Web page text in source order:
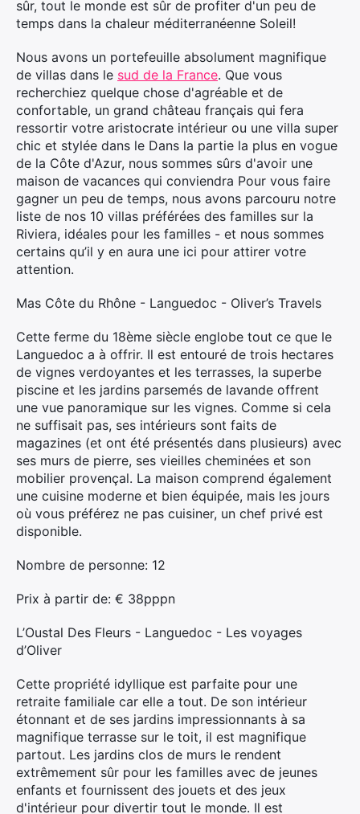
sûr, tout le monde est sûr de profiter d'un peu de
temps dans la chaleur méditerranéenne Soleil!
Nous avons un portefeuille absolument magnifique
de villas dans le sud de la France. Que vous
recherchiez quelque chose d'agréable et de
confortable, un grand château français qui fera
ressortir votre aristocrate intérieur ou une villa super
chic et stylée dans le Dans la partie la plus en vogue
de la Côte d'Azur, nous sommes sûrs d'avoir une
maison de vacances qui conviendra Pour vous faire
gagner un peu de temps, nous avons parcouru notre
liste de nos 10 villas préférées des familles sur la
Riviera, idéales pour les familles - et nous sommes
certains qu’il y en aura une ici pour attirer votre
attention.
Mas Côte du Rhône - Languedoc - Oliver’s Travels
Cette ferme du 18ème siècle englobe tout ce que le
Languedoc a à offrir. Il est entouré de trois hectares
de vignes verdoyantes et les terrasses, la superbe
piscine et les jardins parsemés de lavande offrent
une vue panoramique sur les vignes. Comme si cela
ne suffisait pas, ses intérieurs sont faits de
magazines (et ont été présentés dans plusieurs) avec
ses murs de pierre, ses vieilles cheminées et son
mobilier provençal. La maison comprend également
une cuisine moderne et bien équipée, mais les jours
où vous préférez ne pas cuisiner, un chef privé est
disponible.
Nombre de personne: 12
Prix ​​à partir de: € 38pppn
L’Oustal Des Fleurs - Languedoc - Les voyages
d’Oliver
Cette propriété idyllique est parfaite pour une
retraite familiale car elle a tout. De son intérieur
étonnant et de ses jardins impressionnants à sa
magnifique terrasse sur le toit, il est magnifique
partout. Les jardins clos de murs le rendent
extrêmement sûr pour les familles avec de jeunes
enfants et fournissent des jouets et des jeux
d'intérieur pour divertir tout le monde. Il est